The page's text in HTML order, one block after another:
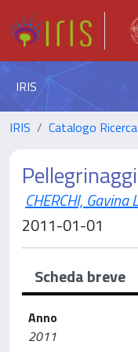
IRIS
IRIS Catalogo Ricerca
CHERCHI,
2011-01-01
Scheda breve
Anno
2011